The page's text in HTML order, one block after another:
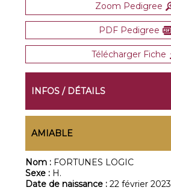
Zoom Pedigree
PDF Pedigree
Télécharger Fiche
INFOS / DÉTAILS
AMIABLE
Nom : FORTUNES LOGIC
Sexe : H.
Date de naissance :22 février 2023